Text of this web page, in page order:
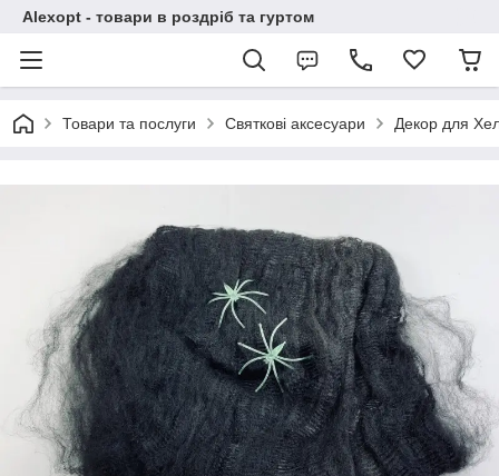
Alexopt - товари в роздріб та гуртом
Товари та послуги Святкові аксесуари Декор для